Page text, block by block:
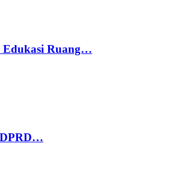
Edukasi Ruang…
DPRD…